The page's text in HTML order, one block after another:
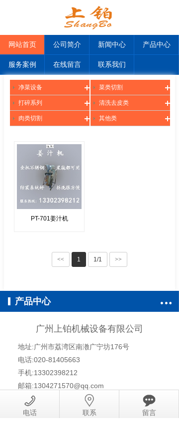
网站首页 公司简介 新闻中心 产品中心
服务案例 在线留言 联系我们
净菜设备 菜类切割
打碎系列 清洗去皮类
肉类切割 其他类
PT-701姜汁机
<< 1 1/1 >>
产品中心
广州上铂机械设备有限公司
地址:广州市荔湾区南漖广宁坊176号
电话:020-81405663
手机:13302398212
邮箱:1304271570@qq.com
Copyright © 2018-2020 All Rights Reserved.粤ICP备
19085932号-3
电话 联系 留言